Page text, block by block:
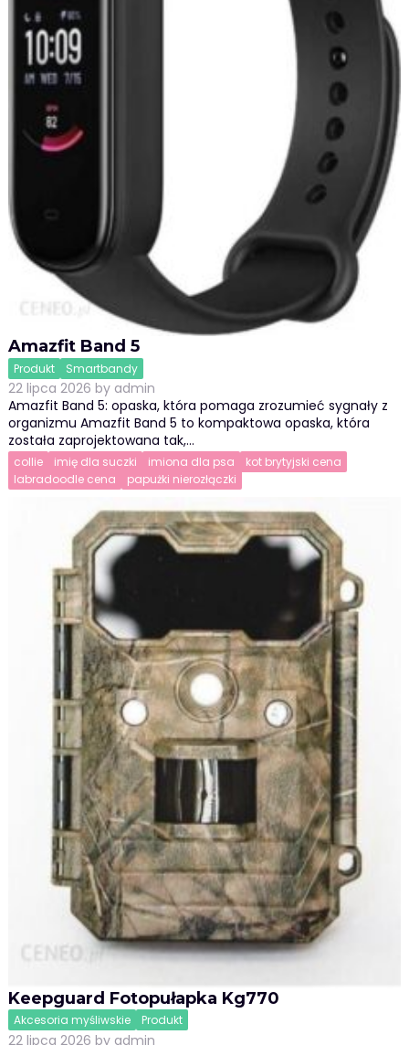
Amazfit Band 5
Produkt Smartbandy
22 lipca 2026 by admin
Amazfit Band 5: opaska, która pomaga zrozumieć sygnały z
organizmu Amazfit Band 5 to kompaktowa opaska, która
została zaprojektowana tak,…
collie imię dla suczki imiona dla psa
kot brytyjski cena
labradoodle cena
papużki nierozłączki
Keepguard Fotopułapka Kg770
Akcesoria myśliwskie Produkt
22 lipca 2026 by admin